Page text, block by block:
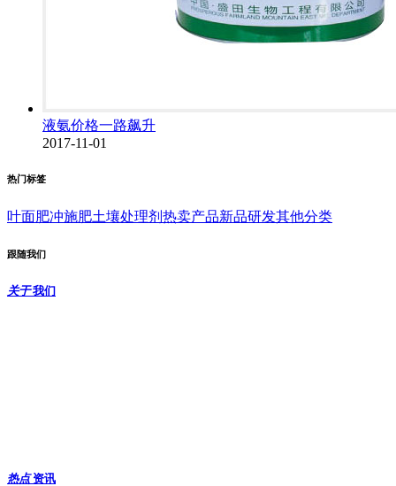
液氨价格一路飙升
2017-11-01
热门标签
叶面肥冲施肥土壤处理剂 热卖产品新品研发其他分类
跟随我们
关于我们
热点资讯